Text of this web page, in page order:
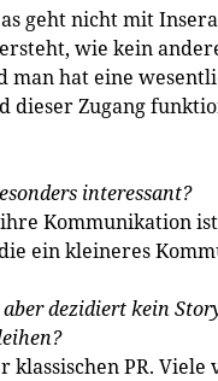
geht nicht mit
wie kein
man hat eine
Zugang
interessant?
Kommunikation
ein kleineres
dezidiert kein
PR. Viele